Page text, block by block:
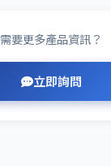
需要更多產品資訊？
立即詢問